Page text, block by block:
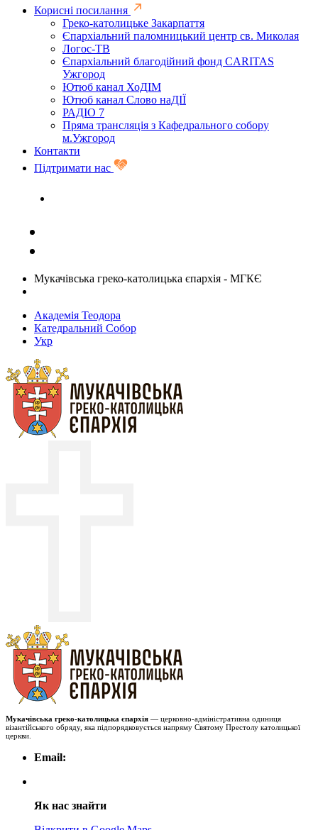
Корисні посилання
Греко-католицьке Закарпаття
Єпархіальний паломницький центр св. Миколая
Логос-ТВ
Єпархіальний благодійний фонд CARITAS
Ужгород
Ютюб канал ХоДІМ
Ютюб канал Слово наДІЇ
РАДІО 7
Пряма трансляція з Кафедрального собору
м.Ужгород
Контакти
Підтримати нас
Мукачівська греко-католицька єпархія - МГКЄ
Академія Теодора
Катедральний Собор
Укр
Мукачівська греко-католицька єпархія — церковно-адміністративна одиниця
візантійського обряду, яка підпорядковується напряму Святому Престолу католицької
церкви.
Email:
Як нас знайти